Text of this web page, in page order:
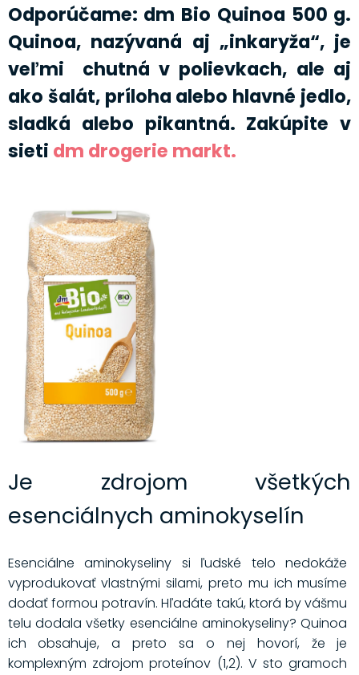
Odporúčame: dm Bio Quinoa 500 g.
Quinoa, nazývaná aj „inkaryža“, je
veľmi chutná v polievkach, ale aj
ako šalát, príloha alebo hlavné jedlo,
sladká alebo pikantná. Zakúpite v
sieti dm drogerie markt.
Je zdrojom všetkých
esenciálnych aminokyselín
Esenciálne aminokyseliny si ľudské telo nedokáže
vyprodukovať vlastnými silami, preto mu ich musíme
dodať formou potravín. Hľadáte takú, ktorá by vášmu
telu dodala všetky esenciálne aminokyseliny? Quinoa
ich obsahuje, a preto sa o nej hovorí, že je
komplexným zdrojom proteínov (1,2). V sto gramoch